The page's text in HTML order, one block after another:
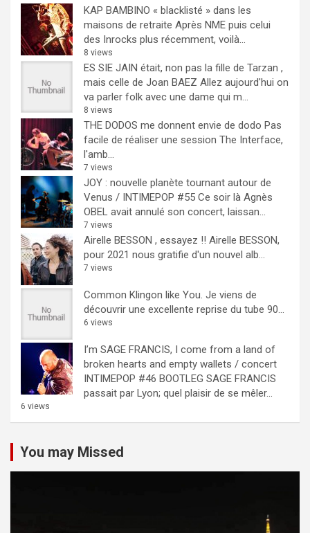
KAP BAMBINO « blacklisté » dans les
maisons de retraite Après NME puis celui
des Inrocks plus récemment, voilà...
8 views
ES SIE JAIN était, non pas la fille de Tarzan ,
mais celle de Joan BAEZ Allez aujourd'hui on
va parler folk avec une dame qui m...
8 views
THE DODOS me donnent envie de dodo Pas
facile de réaliser une session The Interface,
l'amb...
7 views
JOY : nouvelle planète tournant autour de
Venus / INTIMEPOP #55 Ce soir là Agnès
OBEL avait annulé son concert, laissan...
7 views
Airelle BESSON , essayez !! Airelle BESSON,
pour 2021 nous gratifie d'un nouvel alb...
7 views
Common Klingon like You. Je viens de
découvrir une excellente reprise du tube 90...
6 views
I’m SAGE FRANCIS, I come from a land of
broken hearts and empty wallets / concert
INTIMEPOP #46 BOOTLEG SAGE FRANCIS
passait par Lyon; quel plaisir de se mêler...
6 views
You may Missed